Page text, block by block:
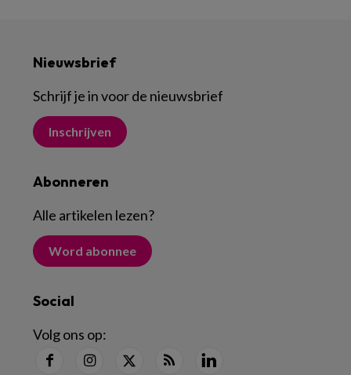
Nieuwsbrief
Schrijf je in voor de nieuwsbrief
Inschrijven
Abonneren
Alle artikelen lezen?
Word abonnee
Social
Volg ons op: